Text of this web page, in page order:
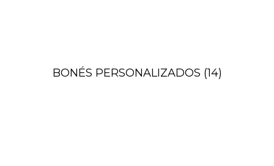
BONÉS PERSONALIZADOS (14)